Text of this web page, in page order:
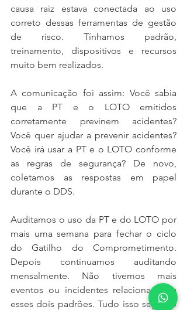
causa raiz estava conectada ao uso
correto dessas ferramentas de gestão
de risco. Tínhamos padrão,
treinamento, dispositivos e recursos
muito bem realizados.
A comunicação foi assim: Você sabia
que a PT e o LOTO emitidos
corretamente previnem acidentes?
Você quer ajudar a prevenir acidentes?
Você irá usar a PT e o LOTO conforme
as regras de segurança? De novo,
coletamos as respostas em papel
durante o DDS.
Auditamos o uso da PT e do LOTO por
mais uma semana para fechar o ciclo
do Gatilho do Comprometimento.
Depois continuamos auditando
mensalmente. Não tivemos mais
eventos ou incidentes relacionados a
esses dois padrões. Tudo isso seguido